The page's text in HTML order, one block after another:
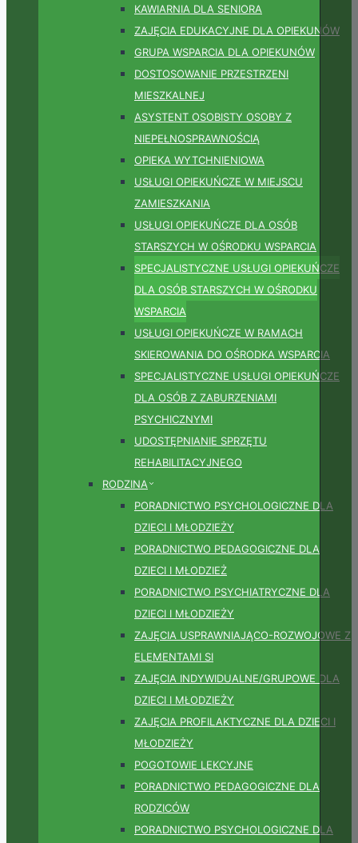
KAWIARNIA DLA SENIORA
ZAJĘCIA EDUKACYJNE DLA OPIEKUNÓW
GRUPA WSPARCIA DLA OPIEKUNÓW
DOSTOSOWANIE PRZESTRZENI
MIESZKALNEJ
ASYSTENT OSOBISTY OSOBY Z
NIEPEŁNOSPRAWNOŚCIĄ
OPIEKA WYTCHNIENIOWA
USŁUGI OPIEKUŃCZE W MIEJSCU
ZAMIESZKANIA
USŁUGI OPIEKUŃCZE DLA OSÓB
STARSZYCH W OŚRODKU WSPARCIA
SPECJALISTYCZNE USŁUGI OPIEKUŃCZE
DLA OSÓB STARSZYCH W OŚRODKU
WSPARCIA
USŁUGI OPIEKUŃCZE W RAMACH
SKIEROWANIA DO OŚRODKA WSPARCIA
SPECJALISTYCZNE USŁUGI OPIEKUŃCZE
DLA OSÓB Z ZABURZENIAMI
PSYCHICZNYMI
UDOSTĘPNIANIE SPRZĘTU
REHABILITACYJNEGO
RODZINA
PORADNICTWO PSYCHOLOGICZNE DLA
DZIECI I MŁODZIEŻY
PORADNICTWO PEDAGOGICZNE DLA
DZIECI I MŁODZIEŻ
PORADNICTWO PSYCHIATRYCZNE DLA
DZIECI I MŁODZIEŻY
ZAJĘCIA USPRAWNIAJĄCO-ROZWOJOWE Z
ELEMENTAMI SI
ZAJĘCIA INDYWIDUALNE/GRUPOWE DLA
DZIECI I MŁODZIEŻY
ZAJĘCIA PROFILAKTYCZNE DLA DZIECI I
MŁODZIEŻY
POGOTOWIE LEKCYJNE
PORADNICTWO PEDAGOGICZNE DLA
RODZICÓW
PORADNICTWO PSYCHOLOGICZNE DLA